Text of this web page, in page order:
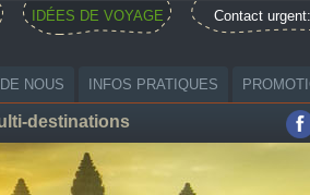
Contact urgent:
IDÉES DE VOYAGE
NOUS INFOS PRATIQUES
destinations